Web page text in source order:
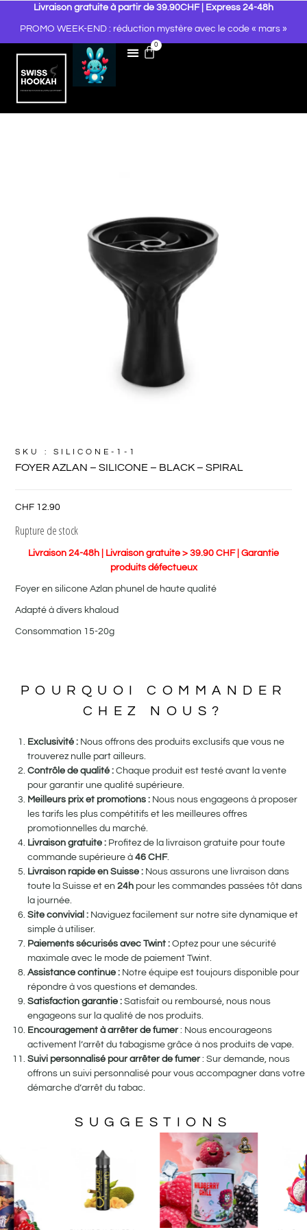
Livraison gratuite à partir de 39.90CHF | Express 24-48h
PROMO WEEK-END : réduction mystère avec le code « mars »
0
SKU : SILICONE-1-1
FOYER AZLAN – SILICONE – BLACK – SPIRAL
CHF 12.90
Rupture de stock
Livraison 24-48h | Livraison gratuite > 39.90 CHF | Garantie
produits défectueux
Foyer en silicone Azlan phunel de haute qualité
Adapté à divers khaloud
Consommation 15-20g
POURQUOI COMMANDER
CHEZ NOUS?
Exclusivité : Nous offrons des produits exclusifs que vous ne
trouverez nulle part ailleurs.
Contrôle de qualité : Chaque produit est testé avant la vente
pour garantir une qualité supérieure.
Meilleurs prix et promotions : Nous nous engageons à proposer
les tarifs les plus compétitifs et les meilleures offres
promotionnelles du marché.
Livraison gratuite : Profitez de la livraison gratuite pour toute
commande supérieure à 46 CHF.
Livraison rapide en Suisse : Nous assurons une livraison dans
toute la Suisse et en 24h pour les commandes passées tôt dans
la journée.
Site convivial : Naviguez facilement sur notre site dynamique et
simple à utiliser.
Paiements sécurisés avec Twint : Optez pour une sécurité
maximale avec le mode de paiement Twint.
Assistance continue : Notre équipe est toujours disponible pour
répondre à vos questions et demandes.
Satisfaction garantie : Satisfait ou remboursé, nous nous
engageons sur la qualité de nos produits.
Encouragement à arrêter de fumer: Nous encourageons
activement l’arrêt du tabagisme grâce à nos produits de vape.
Suivi personnalisé pour arrêter de fumer: Sur demande, nous
offrons un suivi personnalisé pour vous accompagner dans votre
démarche d’arrêt du tabac.
SUGGESTIONS